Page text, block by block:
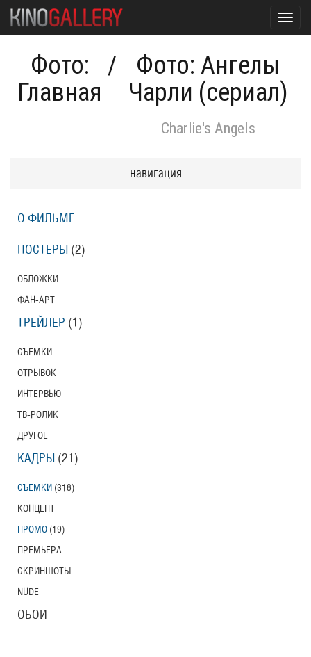
Фото:
Главная
/
Фото: Ангелы
Чарли (сериал)
Charlie's Angels
навигация
О ФИЛЬМЕ
ПОСТЕРЫ (2)
ОБЛОЖКИ
ФАН-АРТ
ТРЕЙЛЕР (1)
СЪЕМКИ
ОТРЫВОК
ИНТЕРВЬЮ
ТВ-РОЛИК
ДРУГОЕ
КАДРЫ (21)
СЪЕМКИ (318)
КОНЦЕПТ
ПРОМО (19)
ПРЕМЬЕРА
СКРИНШОТЫ
NUDE
ОБОИ